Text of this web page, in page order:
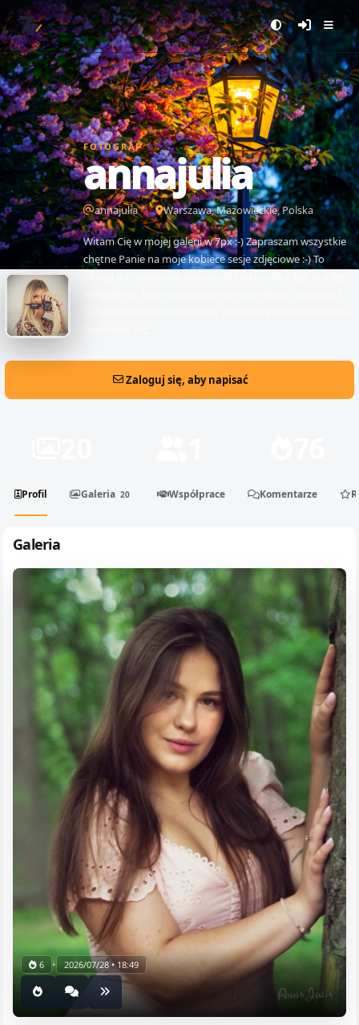
FOTOGRAF
annajulia
annajulia Warszawa, Mazowieckie, Polska
Witam Cię w mojej galerii w 7px :-) Zapraszam wszystkie
chętne Panie na moje kobiece sesje zdjęciowe :-) To
Zaloguj się, aby napisać
Profil Galeria 20 Współprace Komentarze
Galeria
6 • 2026/07/28 • 18:49